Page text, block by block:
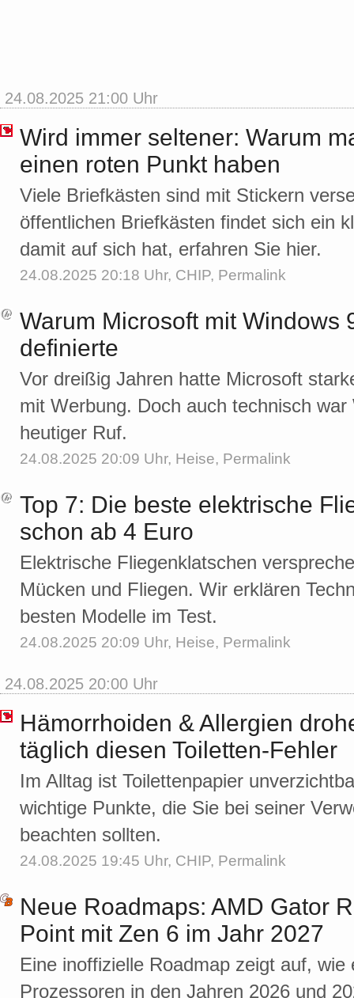
24.08.2025 21:00 Uhr
Wird immer seltener: Warum
einen roten Punkt haben
Viele Briefkästen sind mit Stickern
öffentlichen Briefkästen findet sich ein
damit auf sich hat, erfahren Sie hier.
24.08.2025 20:18 Uhr, CHIP, Permalink
Warum Microsoft mit Windows
definierte
Vor dreißig Jahren hatte Microsoft
mit Werbung. Doch auch technisch
heutiger Ruf.
24.08.2025 20:09 Uhr, Heise, Permalink
Top 7: Die beste elektrische
schon ab 4 Euro
Elektrische Fliegenklatschen
Mücken und Fliegen. Wir erklären
besten Modelle im Test.
24.08.2025 20:09 Uhr, Heise, Permalink
24.08.2025 20:00 Uhr
Hämorrhoiden & Allergien
täglich diesen Toiletten-Fehler
Im Alltag ist Toilettenpapier
wichtige Punkte, die Sie bei seiner
beachten sollten.
24.08.2025 19:45 Uhr, CHIP, Permalink
Neue Roadmaps: AMD Gator
Point mit Zen 6 im Jahr 2027
Eine inoffizielle Roadmap zeigt auf,
Prozessoren in den Jahren 2026 und